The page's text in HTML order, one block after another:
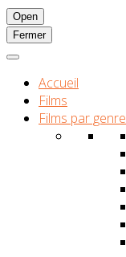
Open
Fermer
Accueil
Films
Films par genre